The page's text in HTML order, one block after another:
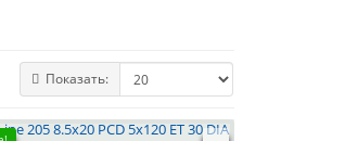
Показать: